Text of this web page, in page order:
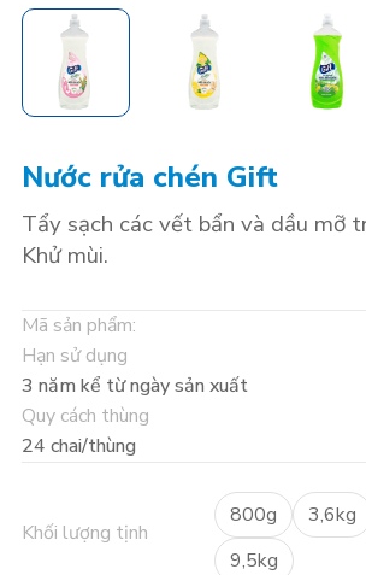
Nước rửa chén Gift
Tẩy sạch các vết bẩn và dầu mỡ
Khử mùi.
Mã sản phẩm:
Hạn sử dụng
3 năm kể từ ngày sản xuất
Quy cách thùng
24 chai/thùng
Khối lượng tịnh
800g 3,6kg
9,5kg